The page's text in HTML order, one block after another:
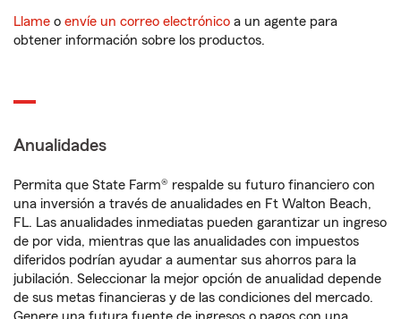
Llame o envíe un correo electrónico a un agente para
obtener información sobre los productos.
Anualidades
Permita que State Farm® respalde su futuro financiero con
una inversión a través de anualidades en Ft Walton Beach,
FL. Las anualidades inmediatas pueden garantizar un ingreso
de por vida, mientras que las anualidades con impuestos
diferidos podrían ayudar a aumentar sus ahorros para la
jubilación. Seleccionar la mejor opción de anualidad depende
de sus metas financieras y de las condiciones del mercado.